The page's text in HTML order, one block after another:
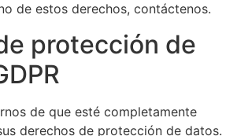
de estos derechos, contáctenos.
protección de
de que esté completamente
derechos de protección de datos.